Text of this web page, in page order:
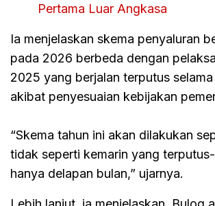
Pertama Luar Angkasa
Ia menjelaskan skema penyaluran
pada 2026 berbeda dengan
2025 yang berjalan terputus
akibat penyesuaian kebijakan
“Skema tahun ini akan dilakukan
tidak seperti kemarin yang
hanya delapan bulan,” ujarnya.